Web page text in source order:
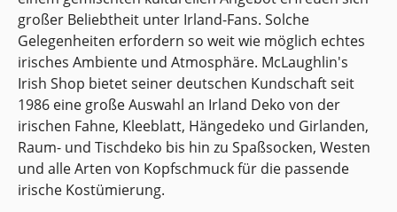
großer Beliebtheit unter Irland-Fans. Solche
Gelegenheiten erfordern so weit wie möglich echtes
irisches Ambiente und Atmosphäre. McLaughlin's
Irish Shop bietet seiner deutschen Kundschaft seit
1986 eine große Auswahl an Irland Deko von der
irischen Fahne, Kleeblatt, Hängedeko und Girlanden,
Raum- und Tischdeko bis hin zu Spaßsocken, Westen
und alle Arten von Kopfschmuck für die passende
irische Kostümierung.